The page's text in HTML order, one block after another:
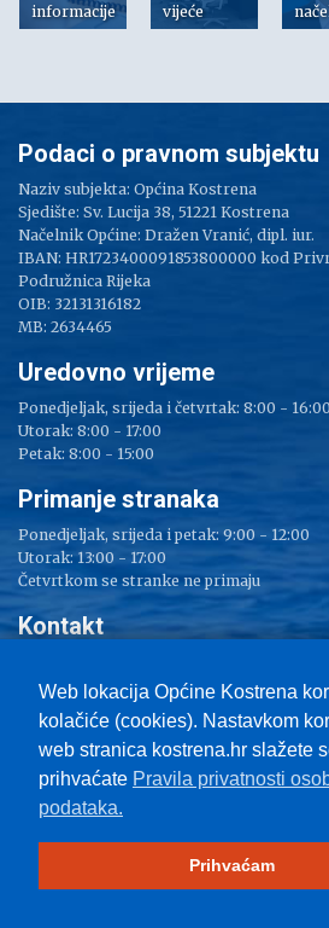
informacije
vijeće
Web lokacija Općine Kostrena
kolačiće (cookies). Nastavkom
web stranica kostrena.hr slažete
prihvaćate Pravila privatnosti
podataka.
Prihvaćam
Podaci o pravnom subjektu
Naziv subjekta: Općina Kostrena
Sjedište: Sv. Lucija 38, 51221 Kostrena
Načelnik Općine: Dražen Vranić, dipl. iur.
IBAN: HR1723400091853800000 kod
Podružnica Rijeka
OIB: 32131316182
MB: 2634465
Uredovno vrijeme
Ponedjeljak, srijeda i četvrtak: 8:00 - 16:00
Utorak: 8:00 - 17:00
Petak: 8:00 - 15:00
Primanje stranaka
Ponedjeljak, srijeda i petak: 9:00 - 12:00
Utorak: 13:00 - 17:00
Četvrtkom se stranke ne primaju
Kontakt
Tel: 051/ 209 000
Fax: 051/ 289 400
E-mail:kostrena@kostrena.hr
Kontakt informacije
Uvjeti korištenja
Pravo na pristup informacijama
Zaštita privatnosti